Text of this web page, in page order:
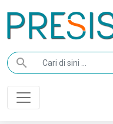
search